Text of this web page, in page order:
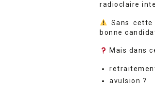
radioclaire
Sans
bonne
Mais dans
avulsion ?